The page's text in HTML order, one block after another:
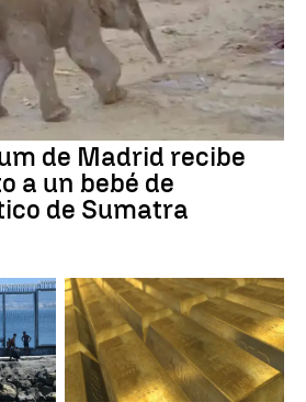
de Madrid recibe
a un bebé de
de Sumatra